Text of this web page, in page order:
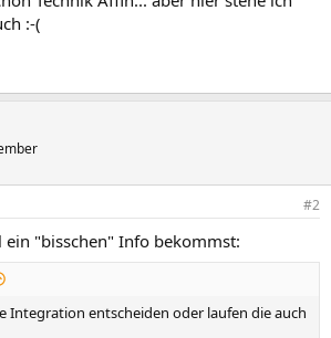
:-(
#2
ein "bisschen" Info bekommst:
Integration entscheiden oder laufen die auch